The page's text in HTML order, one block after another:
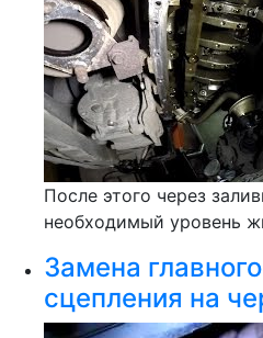
После этого через
необходимый уровень
Замена
сцепления на